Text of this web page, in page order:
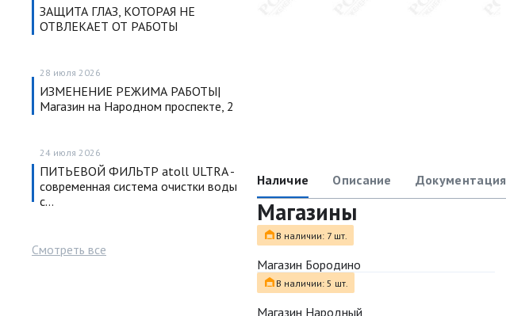
ЗАЩИТА ГЛАЗ, КОТОРАЯ НЕ
ОТВЛЕКАЕТ ОТ РАБОТЫ
28 июля 2026
ИЗМЕНЕНИЕ РЕЖИМА РАБОТЫ|
Магазин на Народном проспекте, 2
24 июля 2026
ПИТЬЕВОЙ ФИЛЬТР atoll ULTRA -
современная система очистки воды
с…
Смотреть все
Наличие Описание Документация
Магазины
В наличии: 7 шт.
Магазин Бородино
В наличии: 5 шт.
Магазин Народный